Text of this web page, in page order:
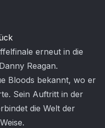
erneut in die
Reagan.
Bloods bekannt, wo er
Sein Auftritt in der
die Welt der